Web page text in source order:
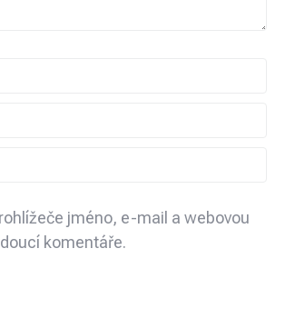
jméno, e-mail a webovou
komentáře.